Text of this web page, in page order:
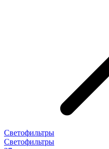
Светофильтры
Светофильтры